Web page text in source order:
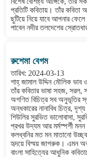
প্রতিটি কবিতায়। তাঁর কবিতা
ছুটিয়ে নিয়ে যাবে আপনার
পাবেন নদীর তলদেশের
রুশেমা বেগম
তারিখ: 2024-03-13
শাহ্ জামাল উদ্দিন মৌলিক
তাঁর কবিতার ভাষা সহজ, সরল,
অগণিত বিচিত্র সব অনুভূতির
অন্ধকারের নানাবিধ চিত্র,
শিউলির সুরভিত ভালোবাসা,
প্রখর উদ্যম আর মর্মস্পর্শী
কলধ্বনির মত মন মাতানো
হৃদয়ে বিস্ময় জাগরুক। এমন
বাংলা সাহিত্যের আধুনিক